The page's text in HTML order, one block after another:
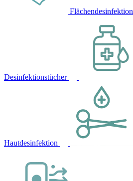
Flächendesinfektion
Desinfektionstücher
Hautdesinfektion